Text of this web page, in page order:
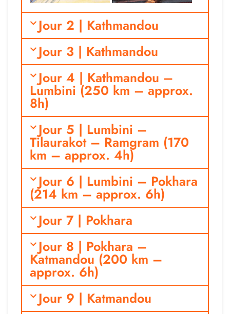
Jour 2 | Kathmandou
Jour 3 | Kathmandou
Jour 4 | Kathmandou –
Lumbini (250 km – approx.
8h)
Jour 5 | Lumbini –
Tilaurakot – Ramgram (170
km – approx. 4h)
Jour 6 | Lumbini – Pokhara
(214 km – approx. 6h)
Jour 7 | Pokhara
Jour 8 | Pokhara –
Katmandou (200 km –
approx. 6h)
Jour 9 | Katmandou